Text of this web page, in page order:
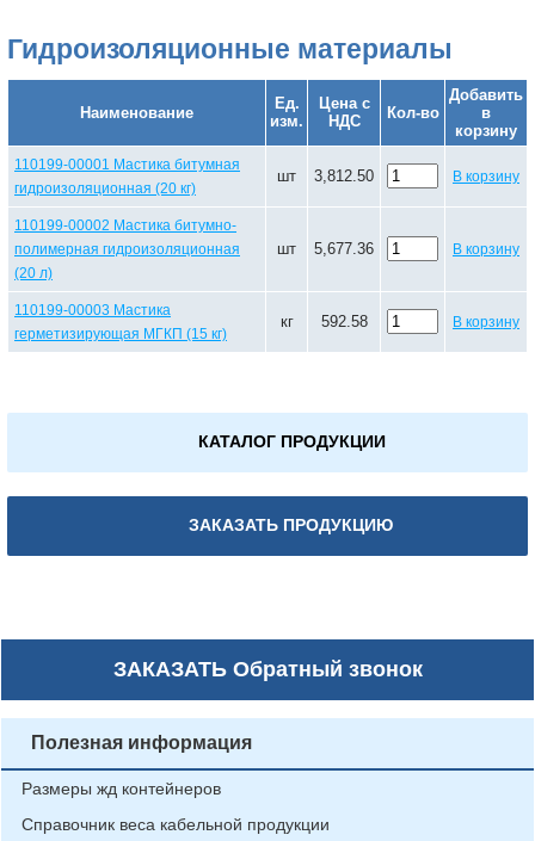
Гидроизоляционные материалы
Наименование
Ед.
изм.
Цена с
НДС
Кол-во
Добавить
в
корзину
110199-00001 Мастика битумная
гидроизоляционная (20 кг)
шт 3,812.50 В корзину
110199-00002 Мастика битумно-
полимерная гидроизоляционная
(20 л)
шт 5,677.36 В корзину
110199-00003 Мастика
герметизирующая МГКП (15 кг)
кг 592.58 В корзину
КАТАЛОГ ПРОДУКЦИИ
ЗАКАЗАТЬ ПРОДУКЦИЮ
ЗАКАЗАТЬОбратный звонок
Полезная информация
Размеры жд контейнеров
Справочник веса кабельной продукции